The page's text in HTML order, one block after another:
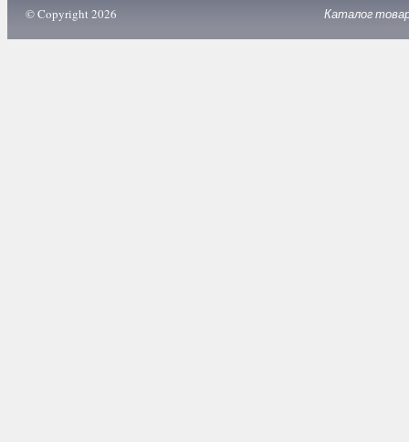
© Copyright 2026 Каталог